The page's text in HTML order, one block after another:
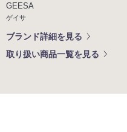
GEESA
ゲイサ
ブランド詳細を見る
取り扱い商品一覧を見る